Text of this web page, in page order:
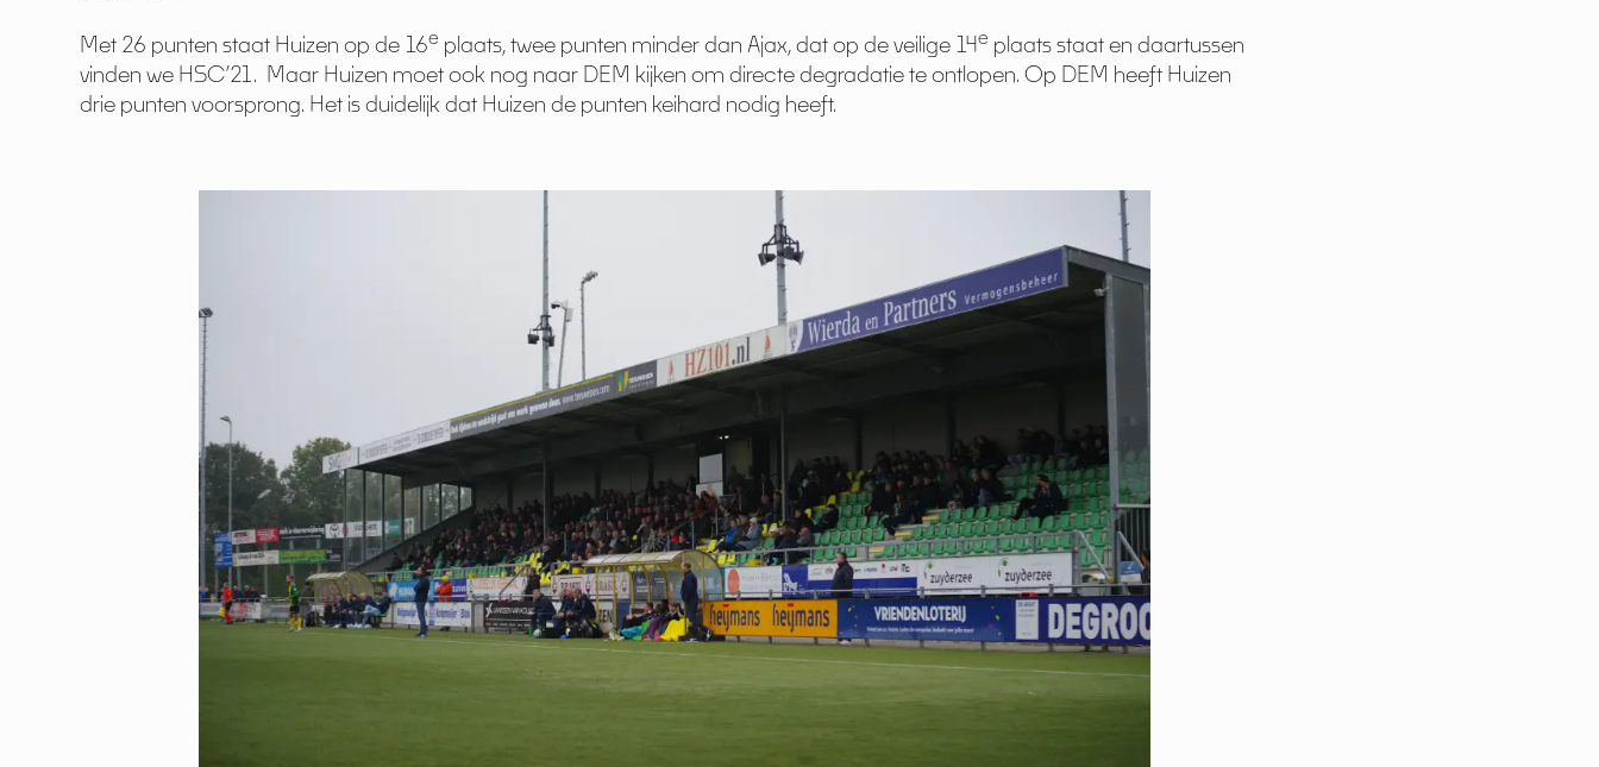
Met 26 punten staat Huizen op de 16e plaats, twee punten minder dan Ajax, dat op de veilige 14e plaats staat en daartussen
vinden we HSC’21. Maar Huizen moet ook nog naar DEM kijken om directe degradatie te ontlopen. Op DEM heeft Huizen
drie punten voorsprong. Het is duidelijk dat Huizen de punten keihard nodig heeft.